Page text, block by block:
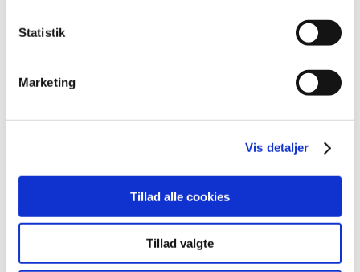
Statistik
Marketing
Vis detaljer
Tillad alle cookies
Tillad valgte
februar (4)
2010 (7)
2008 (8)
2006 (9)